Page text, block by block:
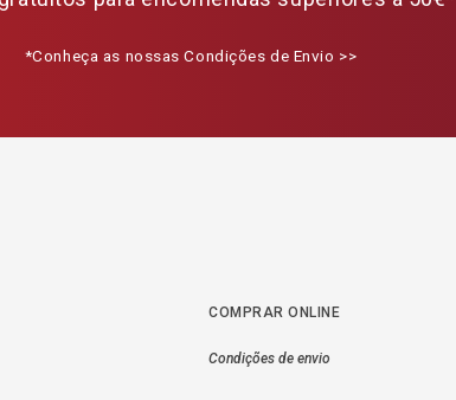
*Conheça as nossas Condições de Envio >>
COMPRAR ONLINE
Condições de envio